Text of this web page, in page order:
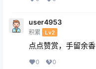
user4953
积累 Lv2
点点赞赏，手留余香
0 0